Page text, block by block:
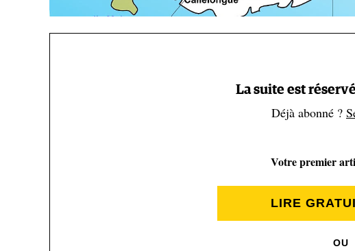
La suite est
Déjà abonné ?
Votre premier
LIRE
OU